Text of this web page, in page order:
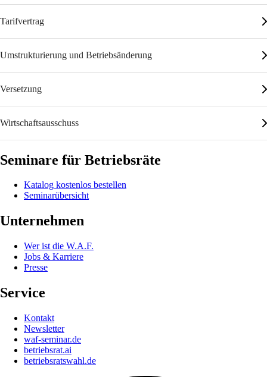
Tarifvertrag
Umstrukturierung und Betriebsänderung
Versetzung
Wirtschaftsausschuss
Seminare für Betriebsräte
Katalog kostenlos bestellen
Seminarübersicht
Unternehmen
Wer ist die W.A.F.
Jobs & Karriere
Presse
Service
Kontakt
Newsletter
waf-seminar.de
betriebsrat.ai
betriebsratswahl.de